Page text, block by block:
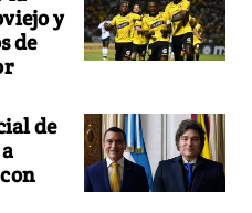
y
de
de